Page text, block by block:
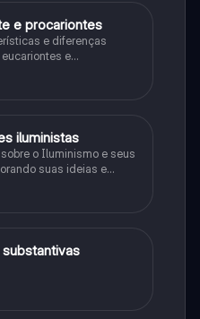
e procariontes
e diferenças
e
iluministas
o Iluminismo e seus
suas ideias e